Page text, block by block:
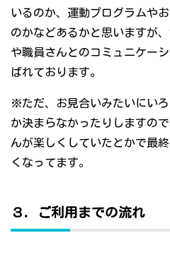
いるのか、運動プログラムや
のかなどあるかと思いますが
や職員さんとのコミュニケー
ばれております。
※ただ、お見合いみたいにい
か決まらなかったりしますの
んが楽しくしていたとかで最
くなってます。
３．ご利用までの流れ